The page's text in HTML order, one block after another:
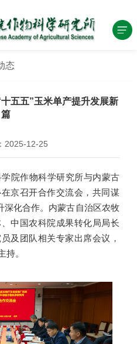
态
五五”玉米单产提升发展新
篇
2025-12-25
院作物科学研究所与内蒙古
京召开合作交流会，共同谋
深化合作。内蒙古自治区农牧
中国农科院成果转化局局长
及团队相关专家出席会议，
持。